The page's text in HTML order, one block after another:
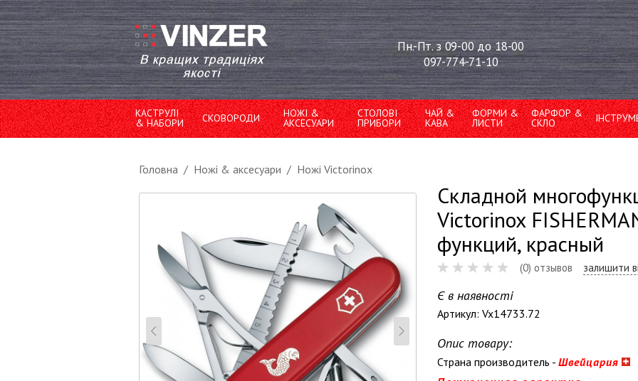
Пн.-Пт. з 09-00 до 18-00
097-774-71-10
КАСТРУЛІ
& НАБОРИ СКОВОРОДИ НОЖІ &
АКСЕСУАРИ
СТОЛОВІ
ПРИБОРИ
ЧАЙ &
КАВА
ФОРМИ &
ЛИСТИ
ФАРФОР &
СКЛО
Головна / Ножі & аксесуари / Ножі Victorinox
Складной
Victorinox
функций, красный
(0) отзывов залишити
Є в наявності
Артикул: Vx14733.72
Опис товару:
Страна производитель - Швейцария